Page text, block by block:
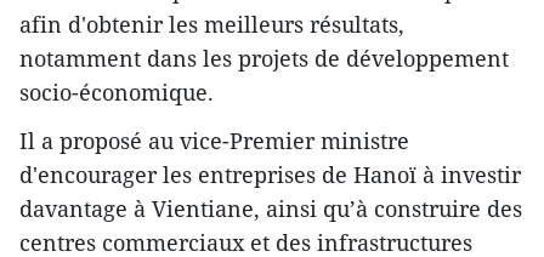
afin d'obtenir les meilleurs résultats,
notamment dans les projets de développement
socio-économique.
Il a proposé au vice-Premier ministre
d'encourager les entreprises de Hanoï à investir
davantage à Vientiane, ainsi qu’à construire des
centres commerciaux et des infrastructures